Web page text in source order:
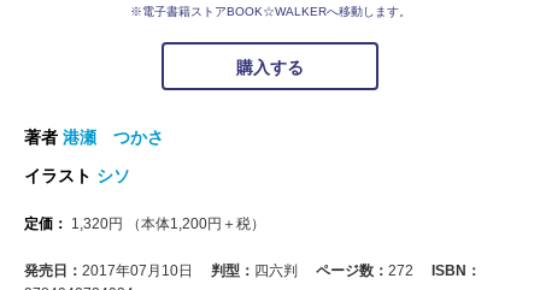
※電子書籍ストアBOOK☆WALKERへ移動します。
購入する
著者 港瀬 つかさ
イラスト シソ
定価： 1,320円 （本体1,200円＋税）
発売日： 2017年07月10日 判型： 四六判 ページ数： 272
ISBN：